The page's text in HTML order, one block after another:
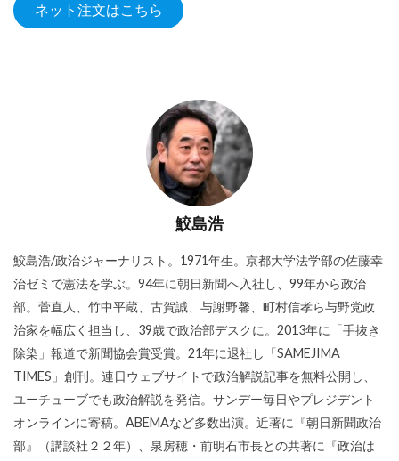
ネット注文はこちら
鮫島浩
鮫島浩/政治ジャーナリスト。1971年生。京都大学法学部の佐藤幸
治ゼミで憲法を学ぶ。94年に朝日新聞へ入社し、99年から政治
部。菅直人、竹中平蔵、古賀誠、与謝野馨、町村信孝ら与野党政
治家を幅広く担当し、39歳で政治部デスクに。2013年に「手抜き
除染」報道で新聞協会賞受賞。21年に退社し「SAMEJIMA
TIMES」創刊。連日ウェブサイトで政治解説記事を無料公開し、
ユーチューブでも政治解説を発信。サンデー毎日やプレジデント
オンラインに寄稿。ABEMAなど多数出演。近著に『朝日新聞政治
部』（講談社２２年）、泉房穂・前明石市長との共著に『政治は